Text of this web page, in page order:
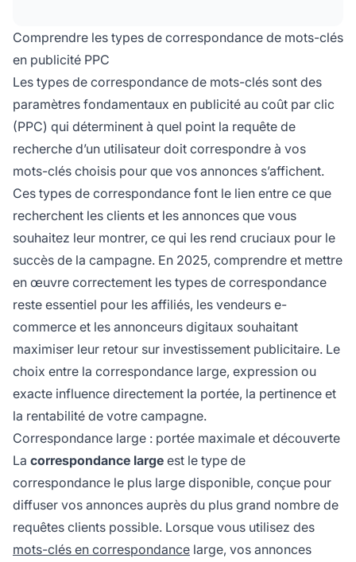
précisément à votre mot-clé ou à des variantes
très proches.
Comprendre les types de correspondance de mots-clés
en publicité PPC
Les types de correspondance de mots-clés sont des
paramètres fondamentaux en publicité au coût par clic
(PPC) qui déterminent à quel point la requête de
recherche d’un utilisateur doit correspondre à vos
mots-clés choisis pour que vos annonces s’affichent.
Ces types de correspondance font le lien entre ce que
recherchent les clients et les annonces que vous
souhaitez leur montrer, ce qui les rend cruciaux pour le
succès de la campagne. En 2025, comprendre et mettre
en œuvre correctement les types de correspondance
reste essentiel pour les affiliés, les vendeurs e-
commerce et les annonceurs digitaux souhaitant
maximiser leur retour sur investissement publicitaire. Le
choix entre la correspondance large, expression ou
exacte influence directement la portée, la pertinence et
la rentabilité de votre campagne.
Correspondance large : portée maximale et découverte
La correspondance large est le type de
correspondance le plus large disponible, conçue pour
diffuser vos annonces auprès du plus grand nombre de
requêtes clients possible. Lorsque vous utilisez des
mots-clés en correspondance large, vos annonces